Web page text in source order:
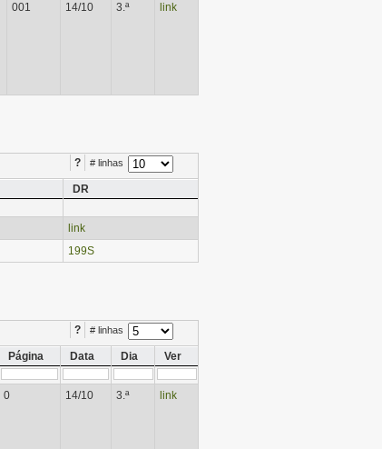
001 14/10 3.ª link
? # linhas
DR
link
199S
? # linhas
Página Data Dia Ver
0 14/10 3.ª link